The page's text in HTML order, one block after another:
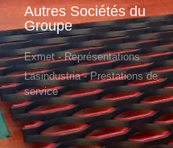
Autres Sociétés du
Groupe
Exmet - Représentations
Lasindustria - Prestations de
service